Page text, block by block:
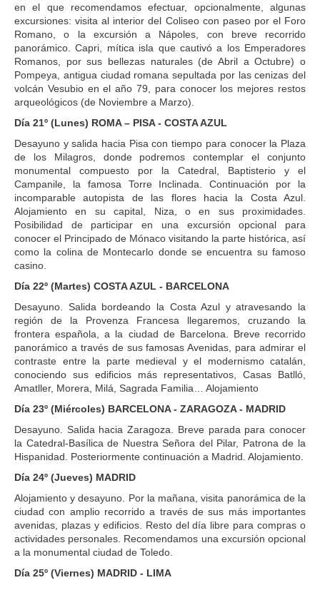
en el que recomendamos efectuar, opcionalmente, algunas
excursiones: visita al interior del Coliseo con paseo por el Foro
Romano, o la excursión a Nápoles, con breve recorrido
panorámico. Capri, mítica isla que cautivó a los Emperadores
Romanos, por sus bellezas naturales (de Abril a Octubre) o
Pompeya, antigua ciudad romana sepultada por las cenizas del
volcán Vesubio en el año 79, para conocer los mejores restos
arqueológicos (de Noviembre a Marzo).
Día 21º (Lunes) ROMA – PISA - COSTA AZUL
Desayuno y salida hacia Pisa con tiempo para conocer la Plaza
de los Milagros, donde podremos contemplar el conjunto
monumental compuesto por la Catedral, Baptisterio y el
Campanile, la famosa Torre Inclinada. Continuación por la
incomparable autopista de las flores hacia la Costa Azul.
Alojamiento en su capital, Niza, o en sus proximidades.
Posibilidad de participar en una excursión opcional para
conocer el Principado de Mónaco visitando la parte histórica, así
como la colina de Montecarlo donde se encuentra su famoso
casino.
Día 22º (Martes) COSTA AZUL - BARCELONA
Desayuno. Salida bordeando la Costa Azul y atravesando la
región de la Provenza Francesa llegaremos, cruzando la
frontera española, a la ciudad de Barcelona. Breve recorrido
panorámico a través de sus famosas Avenidas, para admirar el
contraste entre la parte medieval y el modernismo catalán,
conociendo sus edificios más representativos, Casas Batlló,
Amatller, Morera, Milá, Sagrada Familia… Alojamiento
Día 23º (Miércoles) BARCELONA - ZARAGOZA - MADRID
Desayuno. Salida hacia Zaragoza. Breve parada para conocer
la Catedral-Basílica de Nuestra Señora del Pilar, Patrona de la
Hispanidad. Posteriormente continuación a Madrid. Alojamiento.
Día 24º (Jueves) MADRID
Alojamiento y desayuno. Por la mañana, visita panorámica de la
ciudad con amplio recorrido a través de sus más importantes
avenidas, plazas y edificios. Resto del día libre para compras o
actividades personales. Recomendamos una excursión opcional
a la monumental ciudad de Toledo.
Día 25º (Viernes) MADRID - LIMA